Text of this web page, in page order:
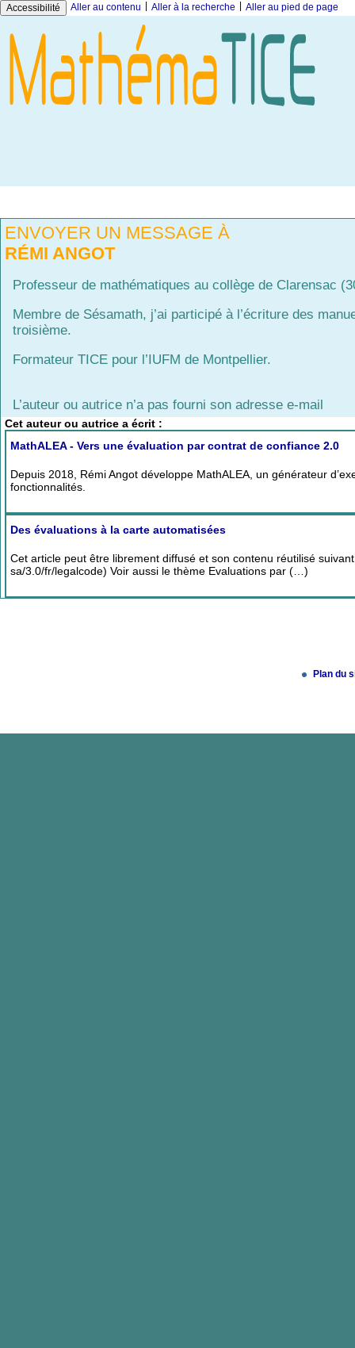
Accessibilité Aller au contenu Aller à la recherche Aller au pied de page
ENVOYER UN MESSAGE À
RÉMI ANGOT
Professeur de mathématiques au collège de Clarensac
Membre de Sésamath, j’ai participé à l’écriture des
troisième.
Formateur TICE pour l’IUFM de Montpellier.
L’auteur ou autrice n’a pas fourni son adresse e-mail
Cet auteur ou autrice a écrit :
MathALEA - Vers une évaluation par contrat de confiance 2.0
Depuis 2018, Rémi Angot développe MathALEA, un générateur
fonctionnalités.
Des évaluations à la carte automatisées
Cet article peut être librement diffusé et son contenu réutilisé
sa/3.0/fr/legalcode) Voir aussi le thème Evaluations par (…)
Plan du